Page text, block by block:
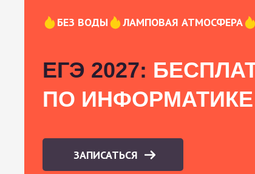
БЕЗ ВОДЫ ЛАМПОВАЯ АТМОСФЕРА
ЕГЭ 2027:
ПО ИНФОРМАТИКЕ
ЗАПИСАТЬСЯ